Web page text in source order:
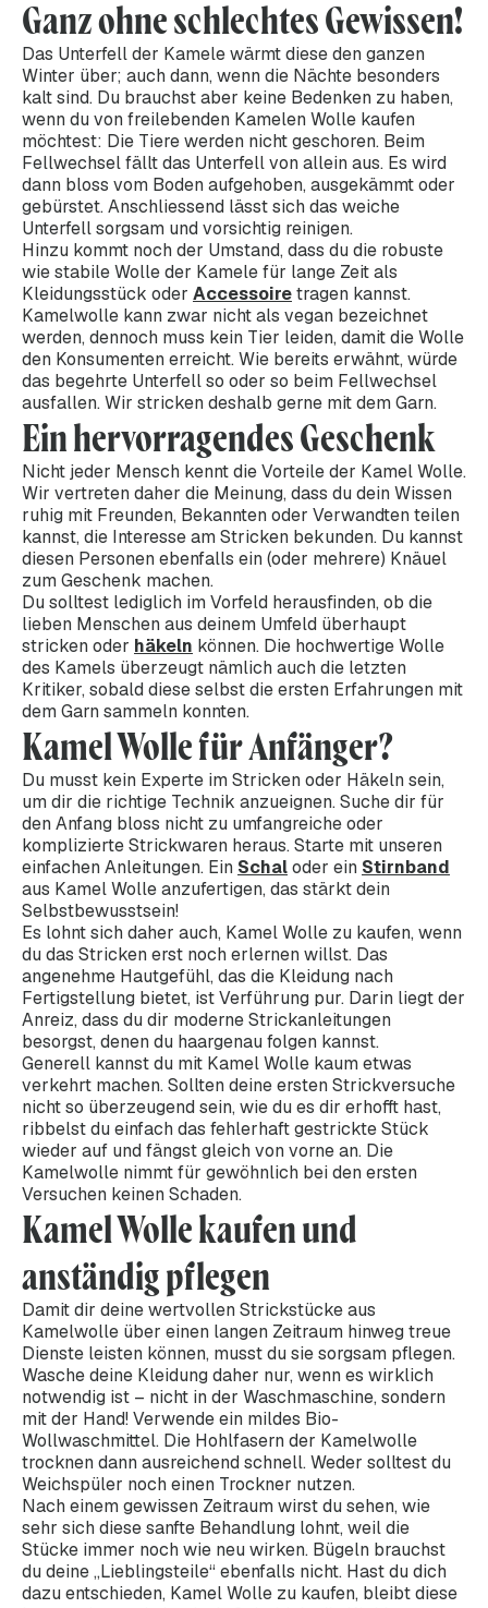
Ganz ohne schlechtes Gewissen!
Das Unterfell der Kamele wärmt diese den ganzen
Winter über; auch dann, wenn die Nächte besonders
kalt sind. Du brauchst aber keine Bedenken zu haben,
wenn du von freilebenden Kamelen Wolle kaufen
möchtest: Die Tiere werden nicht geschoren. Beim
Fellwechsel fällt das Unterfell von allein aus. Es wird
dann bloss vom Boden aufgehoben, ausgekämmt oder
gebürstet. Anschliessend lässt sich das weiche
Unterfell sorgsam und vorsichtig reinigen.
Hinzu kommt noch der Umstand, dass du die robuste
wie stabile Wolle der Kamele für lange Zeit als
Kleidungsstück oder Accessoiretragen kannst.
Kamelwolle kann zwar nicht als vegan bezeichnet
werden, dennoch muss kein Tier leiden, damit die Wolle
den Konsumenten erreicht. Wie bereits erwähnt, würde
das begehrte Unterfell so oder so beim Fellwechsel
ausfallen. Wir stricken deshalb gerne mit dem Garn.
Ein hervorragendes Geschenk
Nicht jeder Mensch kennt die Vorteile der Kamel Wolle.
Wir vertreten daher die Meinung, dass du dein Wissen
ruhig mit Freunden, Bekannten oder Verwandten teilen
kannst, die Interesse am Stricken bekunden. Du kannst
diesen Personen ebenfalls ein (oder mehrere) Knäuel
zum Geschenk machen.
Du solltest lediglich im Vorfeld herausfinden, ob die
lieben Menschen aus deinem Umfeld überhaupt
stricken oder häkeln können. Die hochwertige Wolle
des Kamels überzeugt nämlich auch die letzten
Kritiker, sobald diese selbst die ersten Erfahrungen mit
dem Garn sammeln konnten.
Kamel Wolle für Anfänger?
Du musst kein Experte im Stricken oder Häkeln sein,
um dir die richtige Technik anzueignen. Suche dir für
den Anfang bloss nicht zu umfangreiche oder
komplizierte Strickwaren heraus. Starte mit unseren
einfachen Anleitungen. Ein Schaloder ein Stirnband
aus Kamel Wolle anzufertigen, das stärkt dein
Selbstbewusstsein!
Es lohnt sich daher auch, Kamel Wolle zu kaufen, wenn
du das Stricken erst noch erlernen willst. Das
angenehme Hautgefühl, das die Kleidung nach
Fertigstellung bietet, ist Verführung pur. Darin liegt der
Anreiz, dass du dir moderne Strickanleitungen
besorgst, denen du haargenau folgen kannst.
Generell kannst du mit Kamel Wolle kaum etwas
verkehrt machen. Sollten deine ersten Strickversuche
nicht so überzeugend sein, wie du es dir erhofft hast,
ribbelst du einfach das fehlerhaft gestrickte Stück
wieder auf und fängst gleich von vorne an. Die
Kamelwolle nimmt für gewöhnlich bei den ersten
Versuchen keinen Schaden.
Kamel Wolle kaufen und
anständig pflegen
Damit dir deine wertvollen Strickstücke aus
Kamelwolle über einen langen Zeitraum hinweg treue
Dienste leisten können, musst du sie sorgsam pflegen.
Wasche deine Kleidung daher nur, wenn es wirklich
notwendig ist – nicht in der Waschmaschine, sondern
mit der Hand! Verwende ein mildes Bio-
Wollwaschmittel. Die Hohlfasern der Kamelwolle
trocknen dann ausreichend schnell. Weder solltest du
Weichspüler noch einen Trockner nutzen.
Nach einem gewissen Zeitraum wirst du sehen, wie
sehr sich diese sanfte Behandlung lohnt, weil die
Stücke immer noch wie neu wirken. Bügeln brauchst
du deine „Lieblingsteile“ ebenfalls nicht. Hast du dich
dazu entschieden, Kamel Wolle zu kaufen, bleibt diese